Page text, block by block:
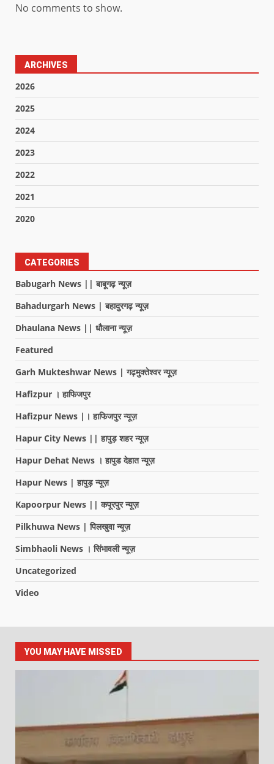
No comments to show.
ARCHIVES
2026
2025
2024
2023
2022
2021
2020
CATEGORIES
Babugarh News || बाबूगढ़ न्यूज़
Bahadurgarh News | बहादुरगढ़ न्यूज़
Dhaulana News || धौलाना न्यूज़
Featured
Garh Mukteshwar News | गढ़मुक्तेश्वर न्यूज़
Hafizpur । हाफिजपुर
Hafizpur News |। हाफिजपुर न्यूज़
Hapur City News || हापुड़ शहर न्यूज़
Hapur Dehat News । हापुड देहात न्यूज़
Hapur News | हापुड़ न्यूज़
Kapoorpur News || कपूरपुर न्यूज़
Pilkhuwa News | पिलखुवा न्यूज़
Simbhaoli News । सिंभावली न्यूज़
Uncategorized
Video
YOU MAY HAVE MISSED